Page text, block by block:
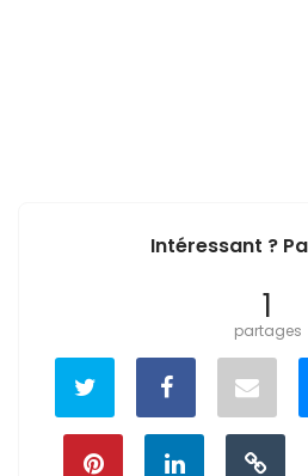
Intéressant ?
1
partages